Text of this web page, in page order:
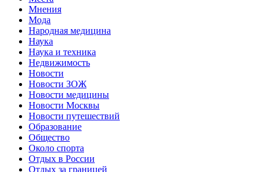
Мнения
Мода
Народная медицина
Наука
Наука и техника
Недвижимость
Новости
Новости ЗОЖ
Новости медицины
Новости Москвы
Новости путешествий
Образование
Общество
Около спорта
Отдых в России
Отдых за границей